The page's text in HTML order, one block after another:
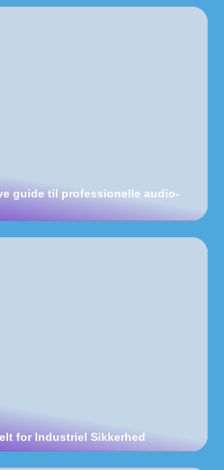
guide til professionelle audio-
for Industriel Sikkerhed